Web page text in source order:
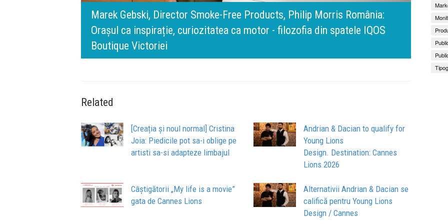
140 de ani de Mercedes-Benz. Ramona Pîrlog: Cel mai important „test al
timpului” este să inovăm constant, dar cu aceeași responsabilitate față
de oameni, siguranță și calitate
Related
[Creația și noul normal] Cristina
Joia: Piedicile pot sa-i oblige pe
artisti sa-si adapteze limbajul
Andrian & Dacian to qualify for
Young Lions
Design. Destination: Cannes
Lions 2026
Câștigătorii „My life is a movie”
gata de Cannes Lions
Alternativii Andrian & Dacian se
califică pentru Young Lions
Design / Cannes